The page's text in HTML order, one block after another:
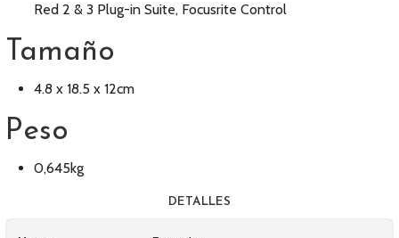
Red 2 & 3 Plug-in Suite, Focusrite Control
Tamaño
4.8 x 18.5 x 12cm
Peso
0,645kg
DETALLES